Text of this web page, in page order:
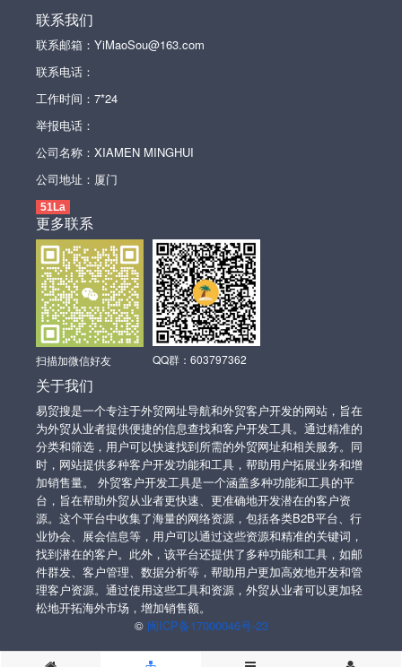
联系我们
联系邮箱：YiMaoSou@163.com
联系电话：
工作时间：7*24
举报电话：
公司名称：XIAMEN MINGHUI
公司地址：厦门
51La
更多联系
扫描加微信好友 QQ群：603797362
关于我们
易贸搜是一个专注于外贸网址导航和外贸客户开发的网站，旨在
为外贸从业者提供便捷的信息查找和客户开发工具。通过精准的
分类和筛选，用户可以快速找到所需的外贸网址和相关服务。同
时，网站提供多种客户开发功能和工具，帮助用户拓展业务和增
加销售量。 外贸客户开发工具是一个涵盖多种功能和工具的平
台，旨在帮助外贸从业者更快速、更准确地开发潜在的客户资
源。这个平台中收集了海量的网络资源，包括各类B2B平台、行
业协会、展会信息等，用户可以通过这些资源和精准的关键词，
找到潜在的客户。此外，该平台还提供了多种功能和工具，如邮
件群发、客户管理、数据分析等，帮助用户更加高效地开发和管
理客户资源。通过使用这些工具和资源，外贸从业者可以更加轻
松地开拓海外市场，增加销售额。
© 闽ICP备17000046号-23